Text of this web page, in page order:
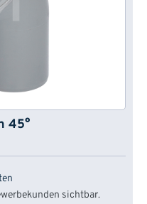
45°
sichtbar.